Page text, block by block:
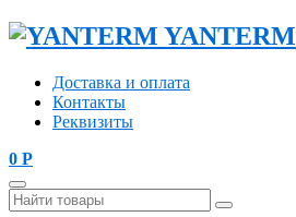
YANTERM
Доставка и оплата
Контакты
Реквизиты
0 Р